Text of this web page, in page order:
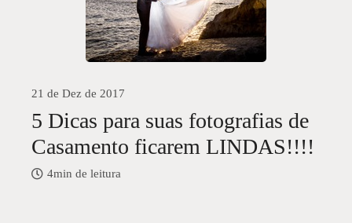
21 de Dez de 2017
5 Dicas para suas fotografias de
Casamento ficarem LINDAS!!!!
4min de leitura